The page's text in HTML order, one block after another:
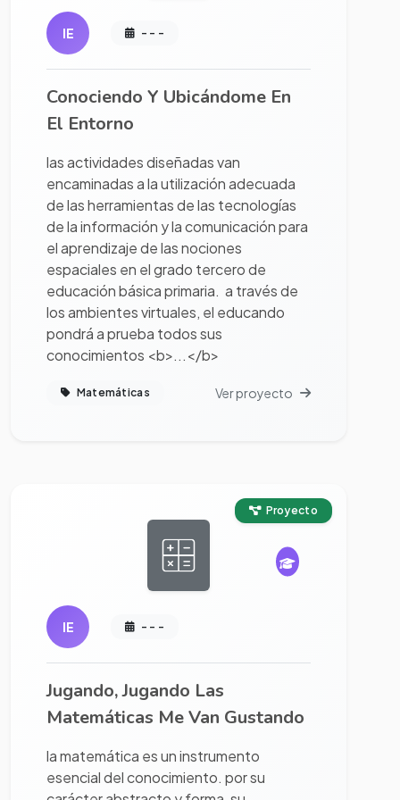
IE - - -
Conociendo Y Ubicándome En
El Entorno
las actividades diseñadas van
encaminadas a la utilización adecuada
de las herramientas de las tecnologías
de la información y la comunicación para
el aprendizaje de las nociones
espaciales en el grado tercero de
educación básica primaria. a través de
los ambientes virtuales, el educando
pondrá a prueba todos sus
conocimientos <b>...</b>
Matemáticas Ver proyecto
Proyecto
IE - - -
Jugando, Jugando Las
Matemáticas Me Van Gustando
la matemática es un instrumento
esencial del conocimiento. por su